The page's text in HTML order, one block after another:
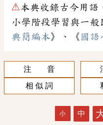
⚠本典收錄古今用語
小學階段學習與一
典簡編本》、《 國語
注 音
相 似 詞
小 中